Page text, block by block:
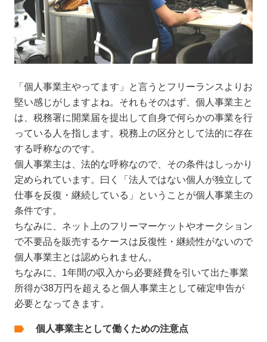
「個人事業主やってます」と言うとフリーランスよりお
堅い感じがしますよね。それもそのはず、個人事業主と
は、税務署に開業届を提出して自身で何らかの事業を行
っている人を指します。税務上の区分として法的に存在
する呼称なのです。
個人事業主は、法的な呼称なので、その条件はしっかり
定められています。曰く「法人ではない個人が独立して
仕事を反復・継続している」ということが個人事業主の
条件です。
ちなみに、ネット上のフリーマーケットやオークション
で不要品を販売するケースは反復性・継続性がないので
個人事業主とは認められません。
ちなみに、1年間の収入から必要経費を引いて出た事業
所得が38万円を超えると個人事業主として確定申告が
必要となってきます。
個人事業主として働くための注意点